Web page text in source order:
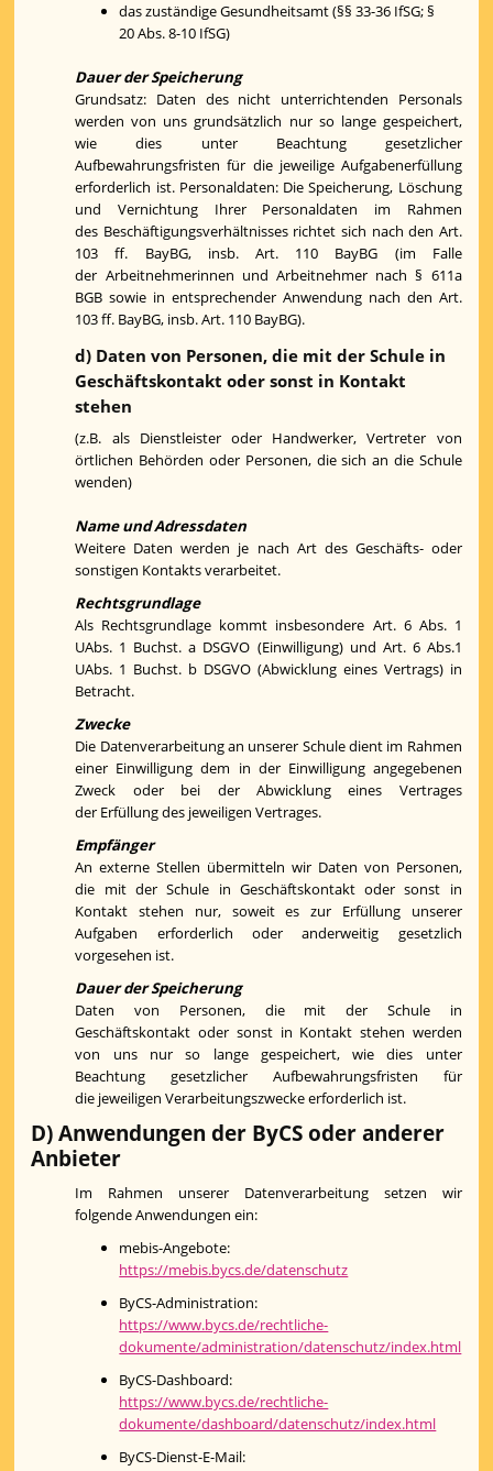
das zuständige Gesundheitsamt (§§ 33-36 IfSG; §
20 Abs. 8-10 IfSG)
Dauer der Speicherung
Grundsatz: Daten des nicht unterrichtenden Personals
werden von uns grundsätzlich nur so lange gespeichert,
wie dies unter Beachtung gesetzlicher
Aufbewahrungsfristen für die jeweilige Aufgabenerfüllung
erforderlich ist. Personaldaten: Die Speicherung, Löschung
und Vernichtung Ihrer Personaldaten im Rahmen
des Beschäftigungsverhältnisses richtet sich nach den Art.
103 ff. BayBG, insb. Art. 110 BayBG (im Falle
der Arbeitnehmerinnen und Arbeitnehmer nach § 611a
BGB sowie in entsprechender Anwendung nach den Art.
103 ff. BayBG, insb. Art. 110 BayBG).
d) Daten von Personen, die mit der Schule in
Geschäftskontakt oder sonst in Kontakt
stehen
(z.B. als Dienstleister oder Handwerker, Vertreter von
örtlichen Behörden oder Personen, die sich an die Schule
wenden)
Name und Adressdaten
Weitere Daten werden je nach Art des Geschäfts- oder
sonstigen Kontakts verarbeitet.
Rechtsgrundlage
Als Rechtsgrundlage kommt insbesondere Art. 6 Abs. 1
UAbs. 1 Buchst. a DSGVO (Einwilligung) und Art. 6 Abs.1
UAbs. 1 Buchst. b DSGVO (Abwicklung eines Vertrags) in
Betracht.
Zwecke
Die Datenverarbeitung an unserer Schule dient im Rahmen
einer Einwilligung dem in der Einwilligung angegebenen
Zweck oder bei der Abwicklung eines Vertrages
der Erfüllung des jeweiligen Vertrages.
Empfänger
An externe Stellen übermitteln wir Daten von Personen,
die mit der Schule in Geschäftskontakt oder sonst in
Kontakt stehen nur, soweit es zur Erfüllung unserer
Aufgaben erforderlich oder anderweitig gesetzlich
vorgesehen ist.
Dauer der Speicherung
Daten von Personen, die mit der Schule in
Geschäftskontakt oder sonst in Kontakt stehen werden
von uns nur so lange gespeichert, wie dies unter
Beachtung gesetzlicher Aufbewahrungsfristen für
die jeweiligen Verarbeitungszwecke erforderlich ist.
D) Anwendungen der ByCS oder anderer
Anbieter
Im Rahmen unserer Datenverarbeitung setzen wir
folgende Anwendungen ein:
mebis-Angebote:
https://mebis.bycs.de/datenschutz
ByCS-Administration:
https://www.bycs.de/rechtliche-
dokumente/administration/datenschutz/index.html
ByCS-Dashboard:
https://www.bycs.de/rechtliche-
dokumente/dashboard/datenschutz/index.html
ByCS-Dienst-E-Mail: